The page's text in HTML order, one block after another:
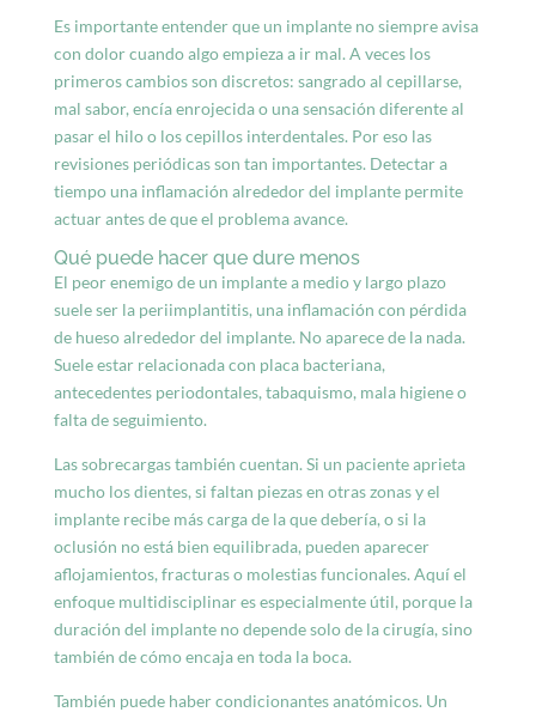
Es importante entender que un implante no siempre avisa
con dolor cuando algo empieza a ir mal. A veces los
primeros cambios son discretos: sangrado al cepillarse,
mal sabor, encía enrojecida o una sensación diferente al
pasar el hilo o los cepillos interdentales. Por eso las
revisiones periódicas son tan importantes. Detectar a
tiempo una inflamación alrededor del implante permite
actuar antes de que el problema avance.
Qué puede hacer que dure menos
El peor enemigo de un implante a medio y largo plazo
suele ser la periimplantitis, una inflamación con pérdida
de hueso alrededor del implante. No aparece de la nada.
Suele estar relacionada con placa bacteriana,
antecedentes periodontales, tabaquismo, mala higiene o
falta de seguimiento.
Las sobrecargas también cuentan. Si un paciente aprieta
mucho los dientes, si faltan piezas en otras zonas y el
implante recibe más carga de la que debería, o si la
oclusión no está bien equilibrada, pueden aparecer
aflojamientos, fracturas o molestias funcionales. Aquí el
enfoque multidisciplinar es especialmente útil, porque la
duración del implante no depende solo de la cirugía, sino
también de cómo encaja en toda la boca.
También puede haber condicionantes anatómicos. Un